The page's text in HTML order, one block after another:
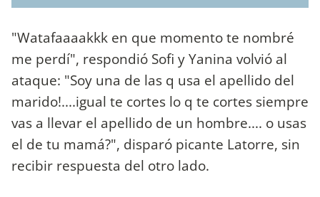
"Watafaaaakkk en que momento te nombré
me perdí", respondió Sofi y Yanina volvió al
ataque: "Soy una de las q usa el apellido del
marido!....igual te cortes lo q te cortes siempre
vas a llevar el apellido de un hombre.... o usas
el de tu mamá?", disparó picante Latorre, sin
recibir respuesta del otro lado.